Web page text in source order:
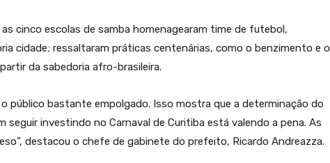
cinco escolas de samba homenagearam time de futebol,
cidade; ressaltaram práticas centenárias, como o benzimento e o
da sabedoria afro-brasileira.
público bastante empolgado. Isso mostra que a determinação do
seguir investindo no Carnaval de Curitiba está valendo a pena. As
destacou o chefe de gabinete do prefeito, Ricardo Andreazza.